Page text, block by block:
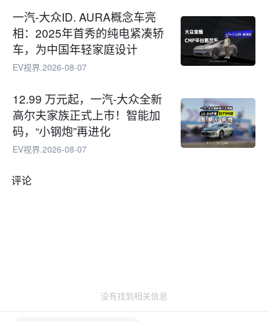
一汽-大众ID. AURA概念车亮
相：2025年首秀的纯电紧凑轿
车，为中国年轻家庭设计
EV视界.2026-08-07
12.99 万元起，一汽-大众全新
高尔夫家族正式上市！智能加
码，“小钢炮”再进化
EV视界.2026-08-07
评论
没有找到相关信息